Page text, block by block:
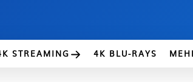
STREAMING 4K BLU-RAYS